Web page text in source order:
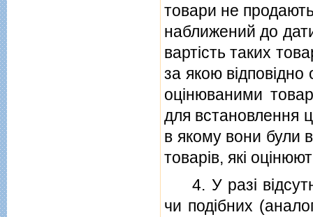
товари не
наближений до
вартiсть таких
за якою вiдповiдно
оцiнюваними
для встановлення
в якому вони були
товарiв, якi
4. У разi
чи подiбних